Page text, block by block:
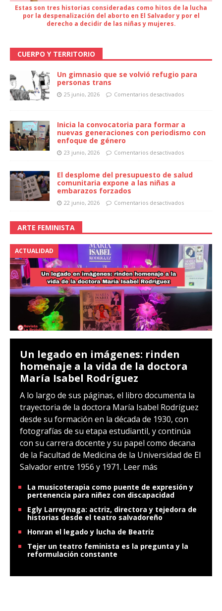
Estas son tres historias consideradas como hitos de la lucha
por la despenalización del aborto en El Salvador y por el
derecho a decidir de las niñas y mujeres.
CUERPO Y TERRITORIO
Un gimnasio que se volvió refugio para
personas trans
25 junio, 2026 Comentarios desactivados
Inicia la convocatoria para formar a
nuevas generaciones con periodismo con
enfoque de género
23 junio, 2026 Comentarios desactivados
El desplome del presupuesto de salud
comunitaria expone a las niñas a
embarazos forzados
22 junio, 2026 Comentarios desactivados
ARTE FEMINISTA
ACTUALIDAD
Un legado en imágenes: rinden
homenaje a la vida de la doctora
María Isabel Rodríguez
A lo largo de sus páginas, el libro documenta la
trayectoria de la doctora María Isabel Rodríguez
desde su formación en la década de 1930, con
fotografías de su etapa estudiantil, y continúa
con su carrera docente y su papel como decana
de la Facultad de Medicina de la Universidad de El
Salvador entre 1956 y 1971. Leer más
La musicoterapia como puente de expresión y
pertenencia para niñez con discapacidad
Egly Larreynaga: actriz, directora y tejedora de
historias desde el teatro salvadoreño
Honran el legado y lucha de Beatriz
Tejer un teatro feminista es la pregunta y la
reformulación constante